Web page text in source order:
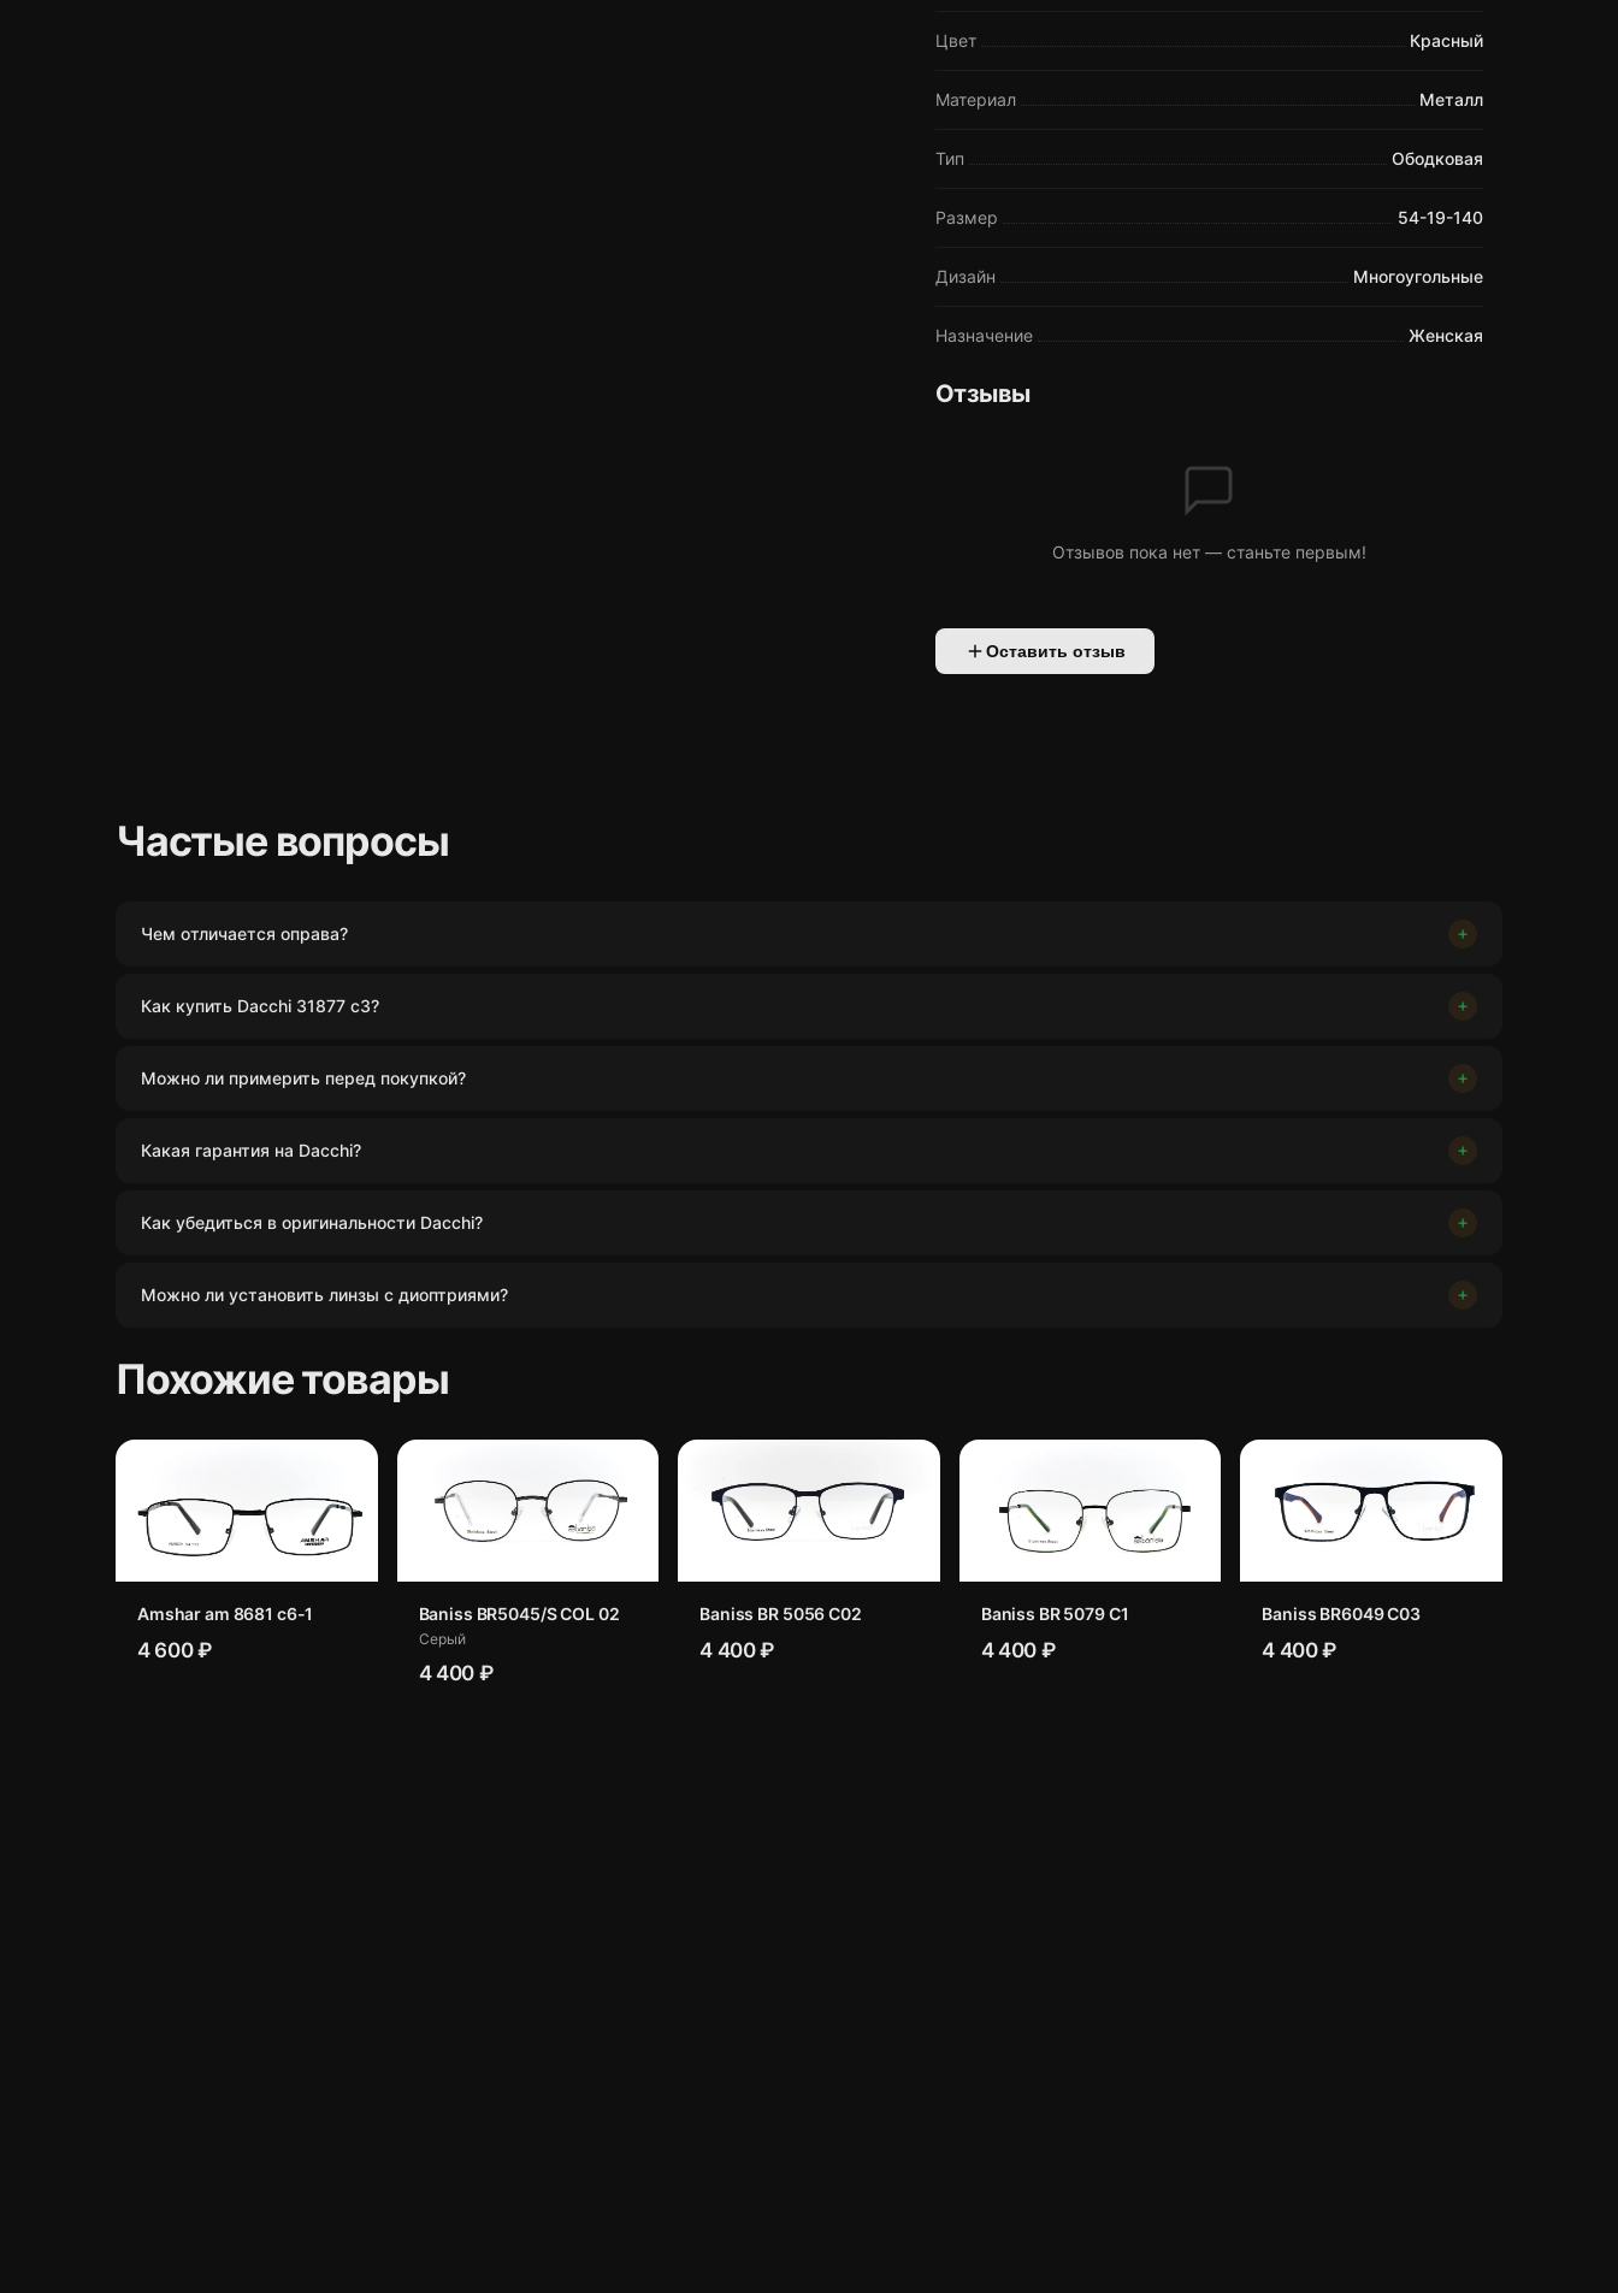
Цвет Красный
Материал Металл
Тип Ободковая
Размер 54-19-140
Дизайн Многоугольные
Назначение Женская
Отзывы
Отзывов пока нет — станьте первым!
Оставить отзыв
Частые вопросы
Чем отличается оправа?
Как купить Dacchi 31877 c3?
Можно ли примерить перед покупкой?
Какая гарантия на Dacchi?
Как убедиться в оригинальности Dacchi?
Можно ли установить линзы с диоптриями?
Похожие товары
Amshar am 8681 c6-1
4 600 ₽
Baniss BR5045/S COL 02
Серый
4 400 ₽
Baniss BR 5056 C02
4 400 ₽
Baniss BR 5079 C1
4 400 ₽
Baniss BR6049 C03
4 400 ₽